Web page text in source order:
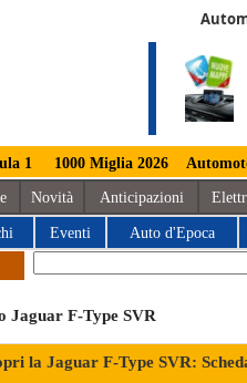
1 1000 Miglia 2026
Novità Anticipazioni
Eventi Auto d'Epoca
Jaguar F-Type SVR
la Jaguar F-Type SVR: